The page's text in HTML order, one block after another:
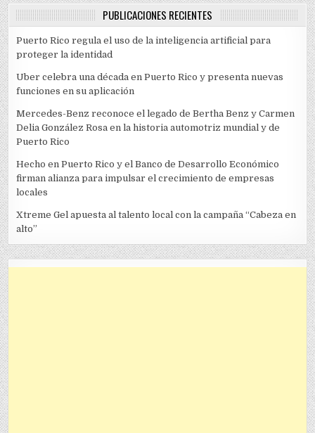
PUBLICACIONES RECIENTES
Puerto Rico regula el uso de la inteligencia artificial para
proteger la identidad
Uber celebra una década en Puerto Rico y presenta nuevas
funciones en su aplicación
Mercedes-Benz reconoce el legado de Bertha Benz y Carmen
Delia González Rosa en la historia automotriz mundial y de
Puerto Rico
Hecho en Puerto Rico y el Banco de Desarrollo Económico
firman alianza para impulsar el crecimiento de empresas
locales
Xtreme Gel apuesta al talento local con la campaña “Cabeza en
alto”